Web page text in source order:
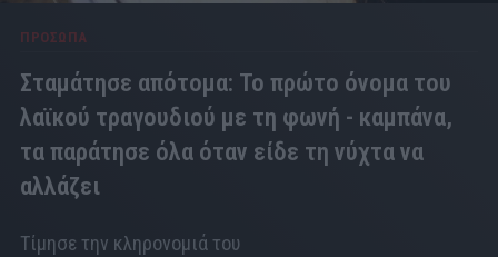
ΠΡΟΣΩΠΑ
Σταμάτησε απότομα: Το πρώτο όνομα του
λαϊκού τραγουδιού με τη φωνή - καμπάνα,
τα παράτησε όλα όταν είδε τη νύχτα να
αλλάζει
Τίμησε την κληρονομιά του